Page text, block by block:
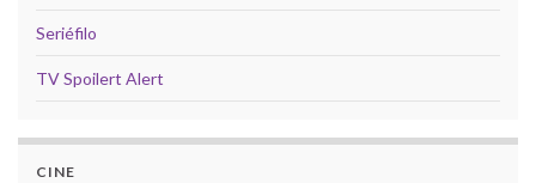
Seriéfilo
TV Spoilert Alert
CINE